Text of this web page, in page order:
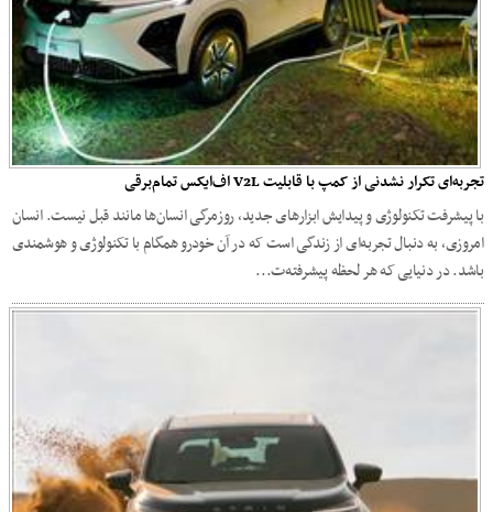
تجربه‌ای تکرار نشدنی از کمپ با قابلیت V2L اف‌ایکس تمام‌برقی
با پیشرفت تکنولوژی و پیدایش ابزارهای جدید، روزمرگی انسان‌ها مانند قبل نیست. انسان
امروزی، به دنبال تجربه‌ای از زندگی است که در آن خودرو همگام با تکنولوژی و هوشمندی
باشد. در دنیایی که هر لحظه پیشرفته‌ت...